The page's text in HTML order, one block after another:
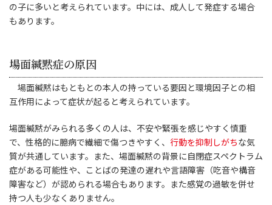
の子に多いと考えられています。中には、成人して発症する場合
もあります。
場面緘黙症の原因
場面緘黙はもともとの本人の持っている要因と環境因子との相
互作用によって症状が起ると考えられています。
場面緘黙がみられる多くの人は、不安や緊張を感じやすく慎重
で、性格的に臆病で繊細で傷つきやすく、 行動を抑制しがちな気
質が共通しています。また、場面緘黙の背景に自閉症スペクトラム
症がある可能性や、ことばの発達の遅れや言語障害（吃音や構音
障害など）が認められる場合もあります。また感覚の過敏を併せ
持つ人も少なくありません。